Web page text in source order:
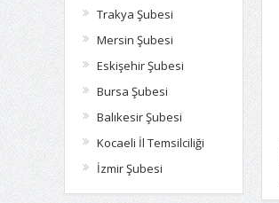
Trakya Şubesi
Mersin Şubesi
Eskişehir Şubesi
Bursa Şubesi
Balıkesir Şubesi
Kocaeli İl Temsilciliği
İzmir Şubesi